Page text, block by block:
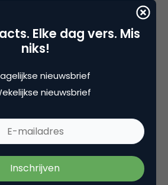
Elke dag vers. Mis
niks!
nieuwsbrief
nieuwsbrief